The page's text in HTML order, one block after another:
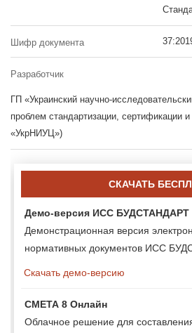
Шифр документа
Разработчик
ГП «Украинский научно-
проблем стандартизации, сертификации и
«УкрНИУЦ»)
СКАЧАТЬ
Демо-версия ИСС БУДСТАНДАРТ
Демонстрационная версия
нормативных документов ИСС
Скачать демо-версию
СМЕТА 8 Онлайн
Облачное решение для